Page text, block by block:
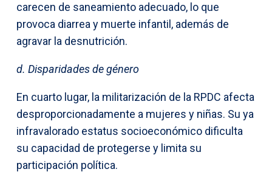
carecen de saneamiento adecuado, lo que
provoca diarrea y muerte infantil, además de
agravar la desnutrición.
d. Disparidades de género
En cuarto lugar, la militarización de la RPDC afecta
desproporcionadamente a mujeres y niñas. Su ya
infravalorado estatus socioeconómico dificulta
su capacidad de protegerse y limita su
participación política.